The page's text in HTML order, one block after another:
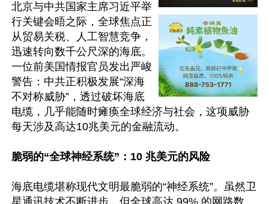
北京与中共国家主席习近平举
行关键会晤之际，全球焦点正
从贸易关税、人工智慧竞争，
迅速转向数千公尺深的海底。
一位前美国情报官员发出严峻
警告：中共正积极发展“深海
不对称威胁”，透过破坏海底
电缆，几乎能随时瘫痪全球经济与社会，这项威胁
每天涉及高达10兆美元的金融流动。
脆弱的“全球神经系统”：10 兆美元的风险
海底电缆堪称现代文明最脆弱的“神经系统”。虽然卫
星通讯技术不断进步，但全球高达 99% 的网路数